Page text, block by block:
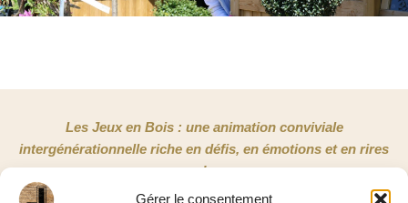
Gérer le consentement
Les Jeux en Bois : une animation conviviale
intergénérationnelle riche en défis, en émotions et en rires
!